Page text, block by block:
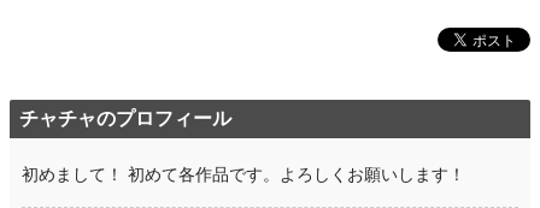
チャチャのプロフィール
初めまして！ 初めて各作品です。よろしくお願いします！